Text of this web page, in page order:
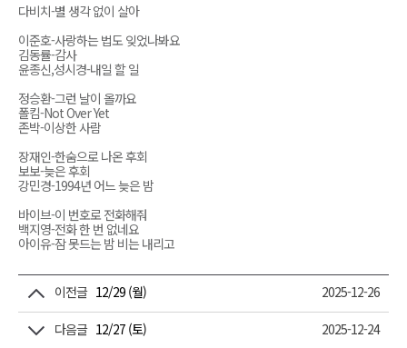
다비치-별 생각 없이 살아
이준호-사랑하는 법도 잊었나봐요
김동률-감사
윤종신,성시경-내일 할 일
정승환-그런 날이 올까요
폴킴-Not Over Yet
존박-이상한 사람
장재인-한숨으로 나온 후회
보보-늦은 후회
강민경-1994년 어느 늦은 밤
바이브-이 번호로 전화해줘
백지영-전화 한 번 없네요
아이유-잠 못드는 밤 비는 내리고
이전글 12/29 (월) 2025-12-26
다음글 12/27 (토) 2025-12-24